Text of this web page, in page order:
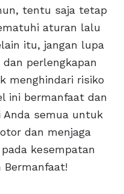
tentu saja tetap
aturan lalu
itu, jangan lupa
perlengkapan
menghindari risiko
ini bermanfaat dan
Anda semua untuk
dan menjaga
kesempatan
Bermanfaat!